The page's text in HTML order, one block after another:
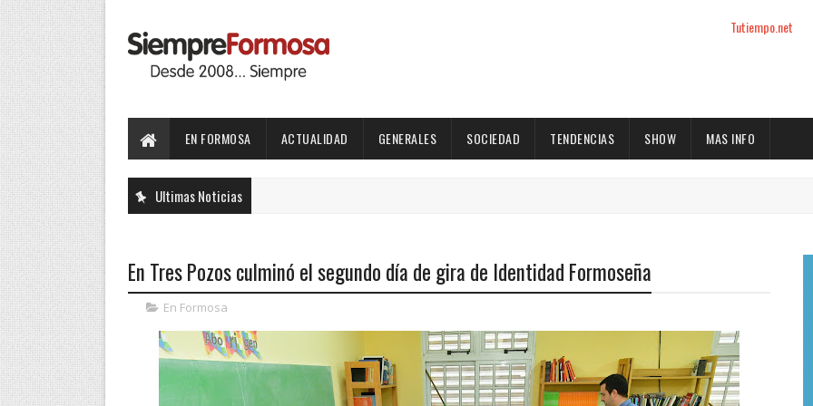
Tutiempo.net
EN FORMOSA ACTUALIDAD GENERALES SOCIEDAD TENDENCIAS SHOW MAS INFO
Ultimas Noticias
En Tres Pozos culminó el segundo día de gira de Identidad Formoseña
En Formosa